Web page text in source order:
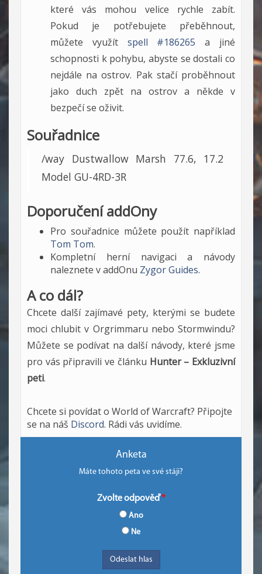
které vás mohou velice rychle zabít.
Pokud je potřebujete přeběhnout,
můžete využít spell #186265 a jiné
schopnosti k pohybu, abyste se dostali co
nejdále na ostrov. Pak stačí proběhnout
jako duch zpět na ostrov a někde v
bezpečí se oživit.
Souřadnice
/way Dustwallow Marsh 77.6, 17.2
Model GU-4RD-3R
Doporučení addOny
Pro souřadnice můžete použít například
Tom Tom.
Kompletní herní navigaci a návody
naleznete v addOnu Zygor Guides.
A co dál?
Chcete další zajímavé pety, kterými se budete
moci chlubit v Orgrimmaru nebo Stormwindu?
Můžete se podívat na další návody, které jsme
pro vás připravili ve článku Hunter – Exkluzivní
peti.
Chcete si povídat o World of Warcraft? Připojte
se na náš Discord. Rádi vás uvidíme.
Anketa
Máte tohoto peta ve své stáji?
Zvolte odpověď
Ano
Ne